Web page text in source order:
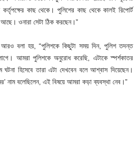
কর্তৃপক্ষের কাছ থেকে। পুলিশের কাছ থেকে কালই রিপোর্ট
আছে। ওনারা সেটা ঠিক করছেন।”
আরও বলা হয়, “পুলিশকে কিছুটা সময় দিন, পুলিশ তদন্ত
আমরা পুলিশকে অনুরোধ করেছি, এটাকে স্পর্শকাতর
হিসেবে তারা এটা দেখবেন বলে আশ্বাস দিয়েছেন।
নাম বলেছিলেন, এই বিষয়ে আমরা কড়া ব্যবস্থা নেব।”